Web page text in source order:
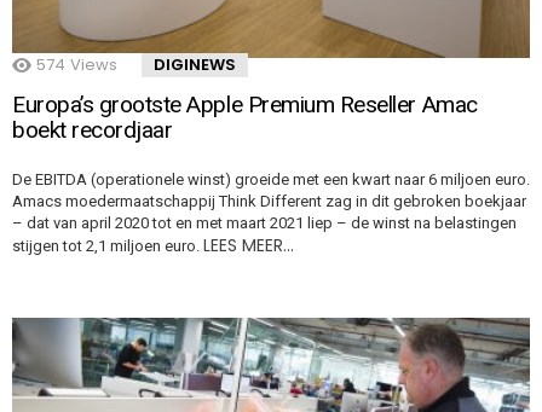
574 Views DIGINEWS
Europa’s grootste Apple Premium Reseller Amac
boekt recordjaar
De EBITDA (operationele winst) groeide met een kwart naar 6 miljoen euro.
Amacs moedermaatschappij Think Different zag in dit gebroken boekjaar
– dat van april 2020 tot en met maart 2021 liep – de winst na belastingen
stijgen tot 2,1 miljoen euro. LEES MEER…